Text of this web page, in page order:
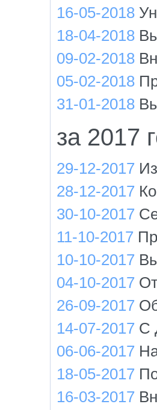
16-05-2018
18-04-2018
09-02-2018
05-02-2018
31-01-2018
за 2017
29-12-2017
28-12-2017
30-10-2017
11-10-2017
10-10-2017
04-10-2017
26-09-2017
14-07-2017 С
06-06-2017
18-05-2017
16-03-2017